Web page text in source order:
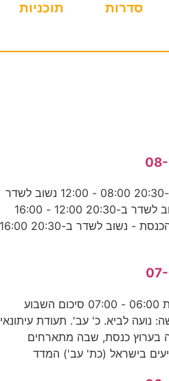
סדרות תוכניות
ערוץ הכנסת - נשוב לשדר ב-20:30 08:00 - 12:00 נשוב לשדר
ב-20:30. ערוץ הכנסת - נשוב לשדר ב-20:30 12:00 - 16:00
סיכום השבוע הפוליטי ברוסית 06:00 - 07:00 סיכום השבוע
נועה לביא. כ' עב'. תעודת עיתונאי
חדשה בערוץ כנסת, שבה מתארחים
בישראל (כת' עב') המדד